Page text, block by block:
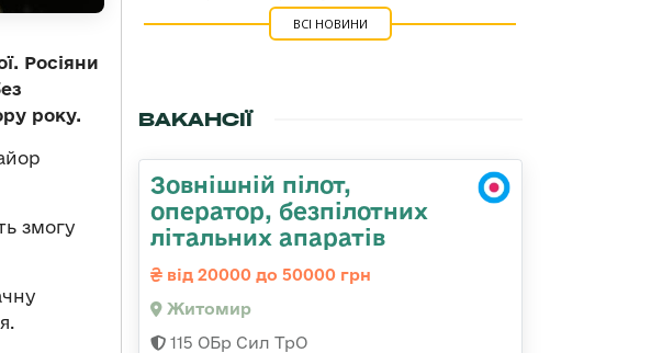
Росіяни
року.
змогу
ВСІ НОВИНИ
ВАКАНСІЇ
Зовнішній пілот,
оператор, безпілотних
літальних апаратів
від 20000 до 50000 грн
Житомир
115 ОБр Сил ТрО